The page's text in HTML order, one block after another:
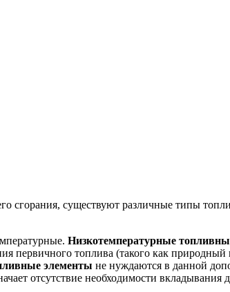
сгорания, существуют различные типы
Низкотемпературные
первичного топлива (такого как
элементы не нуждаются в данной
отсутствие необходимости вкладывания